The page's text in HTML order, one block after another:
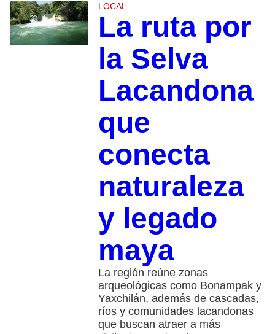
LOCAL
La ruta por
la Selva
Lacandona
que
conecta
naturaleza
y legado
maya
La región reúne zonas
arqueológicas como Bonampak y
Yaxchilán, además de cascadas,
ríos y comunidades lacandonas
que buscan atraer a más